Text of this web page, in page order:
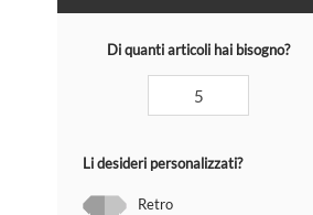
Di quanti articoli hai bisogno?
Li desideri personalizzati?
Retro